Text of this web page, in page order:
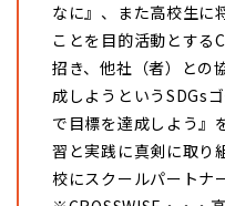
なに』、また高校生に
ことを目的活動とする
招き、他社（者）との
成しようというSDGs
で目標を達成しよう』
習と実践に真剣に取り
校にスクールパートナ